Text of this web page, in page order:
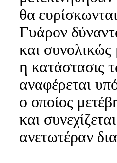
θα
Γυάρον
και συνολικώς
η κατάστασις
αναφέρεται
ο οποίος
και
ανετωτέραν